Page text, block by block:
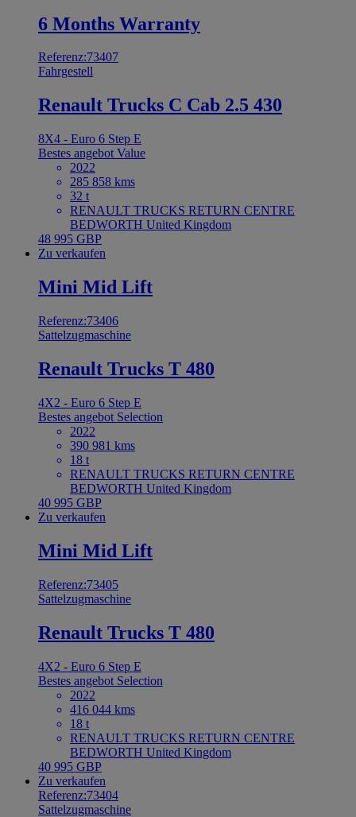
6 Months Warranty
Referenz:73407
Fahrgestell
Renault Trucks C Cab 2.5 430
8X4 - Euro 6 Step E
Bestes angebot Value
2022
285 858 kms
32 t
RENAULT TRUCKS RETURN CENTRE
BEDWORTH United Kingdom
48 995 GBP
Zu verkaufen
Mini Mid Lift
Referenz:73406
Sattelzugmaschine
Renault Trucks T 480
4X2 - Euro 6 Step E
Bestes angebot Selection
2022
390 981 kms
18 t
RENAULT TRUCKS RETURN CENTRE
BEDWORTH United Kingdom
40 995 GBP
Zu verkaufen
Mini Mid Lift
Referenz:73405
Sattelzugmaschine
Renault Trucks T 480
4X2 - Euro 6 Step E
Bestes angebot Selection
2022
416 044 kms
18 t
RENAULT TRUCKS RETURN CENTRE
BEDWORTH United Kingdom
40 995 GBP
Zu verkaufen
Referenz:73404
Sattelzugmaschine